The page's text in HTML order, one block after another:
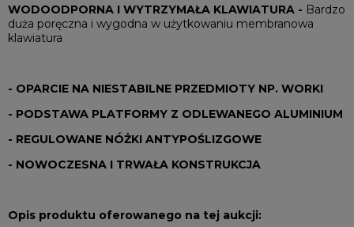
WODOODPORNA I WYTRZYMAŁA KLAWIATURA - Bardzo
duża poręczna i wygodna w użytkowaniu membranowa
klawiatura
- OPARCIE NA NIESTABILNE PRZEDMIOTY NP. WORKI
- PODSTAWA PLATFORMY Z ODLEWANEGO ALUMINIUM
- REGULOWANE NÓŻKI ANTYPOŚLIZGOWE
- NOWOCZESNA I TRWAŁA KONSTRUKCJA
Opis produktu oferowanego na tej aukcji: